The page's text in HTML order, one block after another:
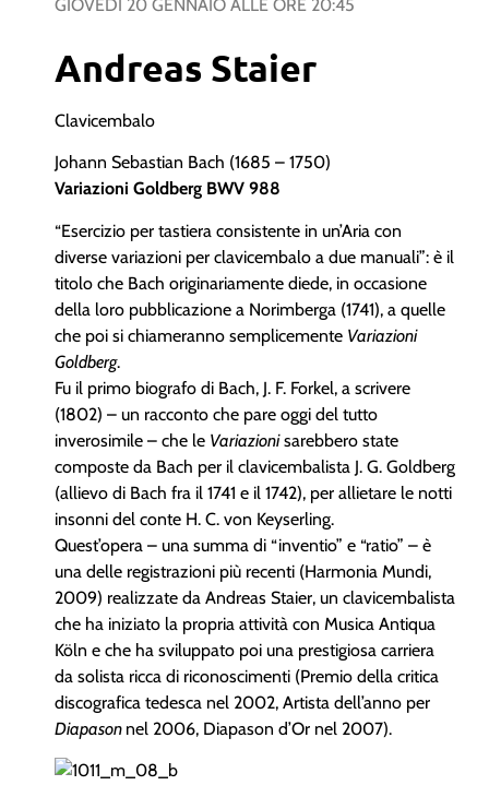
GIOVEDÌ 20 GENNAIO ALLE ORE 20:45
Andreas Staier
Clavicembalo
Johann Sebastian Bach (1685 – 1750)
Variazioni Goldberg BWV 988
“Esercizio per tastiera consistente in un’Aria con
diverse variazioni per clavicembalo a due manuali”: è il
titolo che Bach originariamente diede, in occasione
della loro pubblicazione a Norimberga (1741), a quelle
che poi si chiameranno semplicemente Variazioni
Goldberg.
Fu il primo biografo di Bach, J. F. Forkel, a scrivere
(1802) – un racconto che pare oggi del tutto
inverosimile – che le Variazionisarebbero state
composte da Bach per il clavicembalista J. G. Goldberg
(allievo di Bach fra il 1741 e il 1742), per allietare le notti
insonni del conte H. C. von Keyserling.
Quest’opera – una summa di “inventio” e “ratio” – è
una delle registrazioni più recenti (Harmonia Mundi,
2009) realizzate da Andreas Staier, un clavicembalista
che ha iniziato la propria attività con Musica Antiqua
Köln e che ha sviluppato poi una prestigiosa carriera
da solista ricca di riconoscimenti (Premio della critica
discografica tedesca nel 2002, Artista dell’anno per
Diapason nel 2006, Diapason d’Or nel 2007).